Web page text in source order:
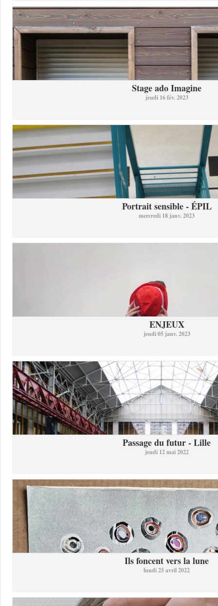
Stage ado Imagine
jeudi 16 fév. 2023
Portrait sensible - ÉPIL
mercredi 18 janv. 2023
ENJEUX
jeudi 05 janv. 2023
Passage du futur - Lille
jeudi 12 mai 2022
Ils foncent vers la lune
lundi 25 avril 2022